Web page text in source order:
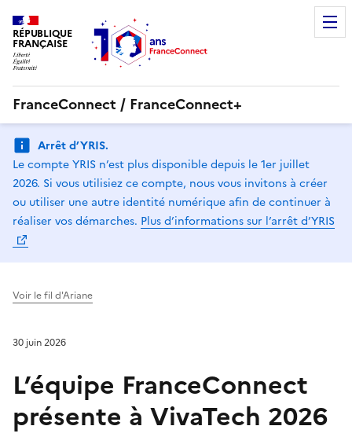
RÉPUBLIQUE
FRANÇAISE
FranceConnect / FranceConnect+
Arrêt d’YRIS.
Le compte YRIS n’est plus disponible depuis le 1er juillet
2026. Si vous utilisiez ce compte, nous vous invitons à créer
ou utiliser une autre identité numérique afin de continuer à
réaliser vos démarches. Plus d’informations sur l’arrêt d’YRIS
Voir le fil d'Ariane
30 juin 2026
L’équipe FranceConnect
présente à VivaTech 2026